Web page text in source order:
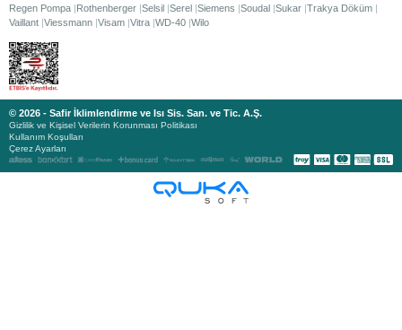
Regen Pompa Rothenberger Selsil Serel Siemens Soudal Sukar Trakya Döküm
Vaillant Viessmann Visam Vitra WD-40 Wilo
© 2026 - Safir İklimlendirme ve Isı Sis. San. ve Tic. A.Ş.
Gizlilik ve Kişisel Verilerin Korunması Politikası
Kullanım Koşulları
Çerez Ayarları